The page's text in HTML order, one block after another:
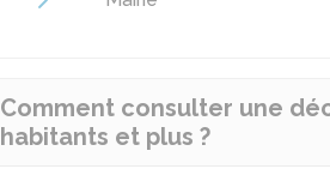
Comment consulter une
habitants et plus ?